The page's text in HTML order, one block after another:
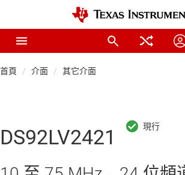
首頁 介面 其它介面
DS92LV2421